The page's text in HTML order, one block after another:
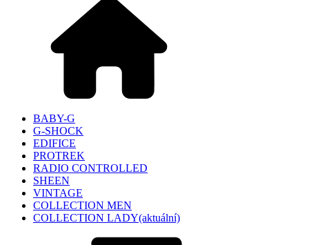
BABY-G
G-SHOCK
EDIFICE
PROTREK
RADIO CONTROLLED
SHEEN
VINTAGE
COLLECTION MEN
COLLECTION LADY(aktuální)